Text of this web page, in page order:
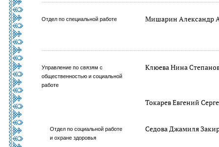
Отдел по специальной работе Мишарин Александр
Управление по связям с
общественностью и социальной
работе
Клюева Нина
Токарев Евгений
Отдел по социальной работе
и охране здоровья
Седова Джамиля